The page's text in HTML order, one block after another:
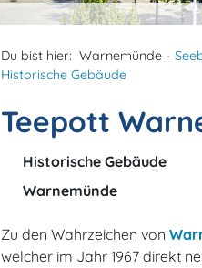
Du bist hier: Warnemünde -
Historische Gebäude
Teepott
Historische Gebäude
Warnemünde
Zu den Wahrzeichen von
welcher im Jahr 1967 direkt